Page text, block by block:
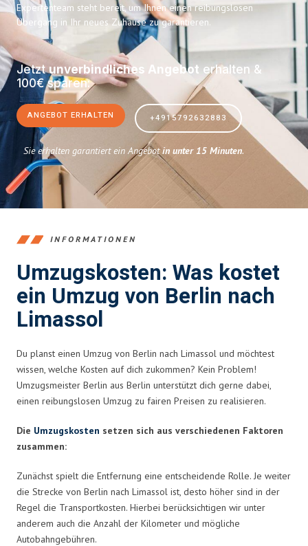
Expertenteam steht bereit, um Ihnen einen reibungslosen
Übergang in Ihr neues Zuhause zu garantieren.
Jetztunverbindliches Angebot erhalten &
100€ sparen:
ANGEBOT ERHALTEN +4915792632883
Sie erhalten garantiert ein Angebotin unter 15 Minuten.
INFORMATIONEN
Umzugskosten: Was kostet
ein Umzug von Berlin nach
Limassol
Du planst einen Umzug von Berlin nach Limassol und möchtest
wissen, welche Kosten auf dich zukommen? Kein Problem!
Umzugsmeister Berlin aus Berlin unterstützt dich gerne dabei,
einen reibungslosen Umzug zu fairen Preisen zu realisieren.
Die Umzugskosten setzen sich aus verschiedenen Faktoren
zusammen:
Zunächst spielt die Entfernung eine entscheidende Rolle. Je weiter
die Strecke von Berlin nach Limassol ist, desto höher sind in der
Regel die Transportkosten. Hierbei berücksichtigen wir unter
anderem auch die Anzahl der Kilometer und mögliche
Autobahngebühren.